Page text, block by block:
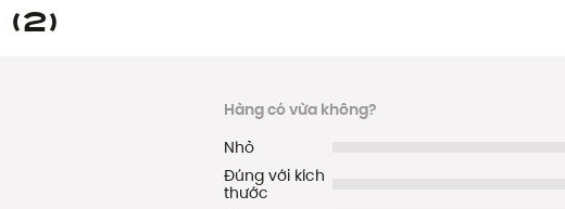
(2)
Hàng có vừa không?
Nhỏ
Đúng với kích
thước